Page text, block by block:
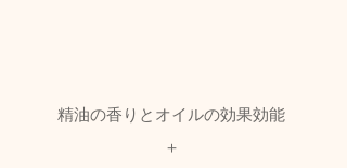
精油の香りとオイルの効果効能
＋